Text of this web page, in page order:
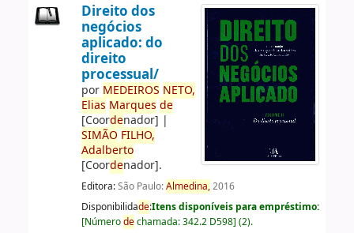
Direito dos
negócios
aplicado: do
direito
processual/
por MEDEIROS NETO,
Elias Marques de
[Coordenador] |
SIMÃO FILHO,
Adalberto
[Coordenador].
Editora:São Paulo:Almedina,2016
Disponibilidade:Itens disponíveis para empréstimo:
[Númerodechamada:342.2 D598] (2).